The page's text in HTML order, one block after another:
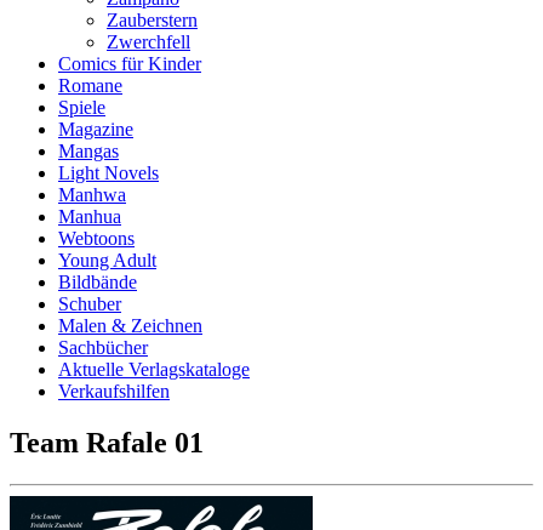
Zauberstern
Zwerchfell
Comics für Kinder
Romane
Spiele
Magazine
Mangas
Light Novels
Manhwa
Manhua
Webtoons
Young Adult
Bildbände
Schuber
Malen & Zeichnen
Sachbücher
Aktuelle Verlagskataloge
Verkaufshilfen
Team Rafale 01